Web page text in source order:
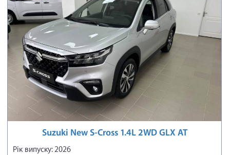
Suzuki New S-Cross 1.4L 2WD GLX AT
Рік випуску: 2026